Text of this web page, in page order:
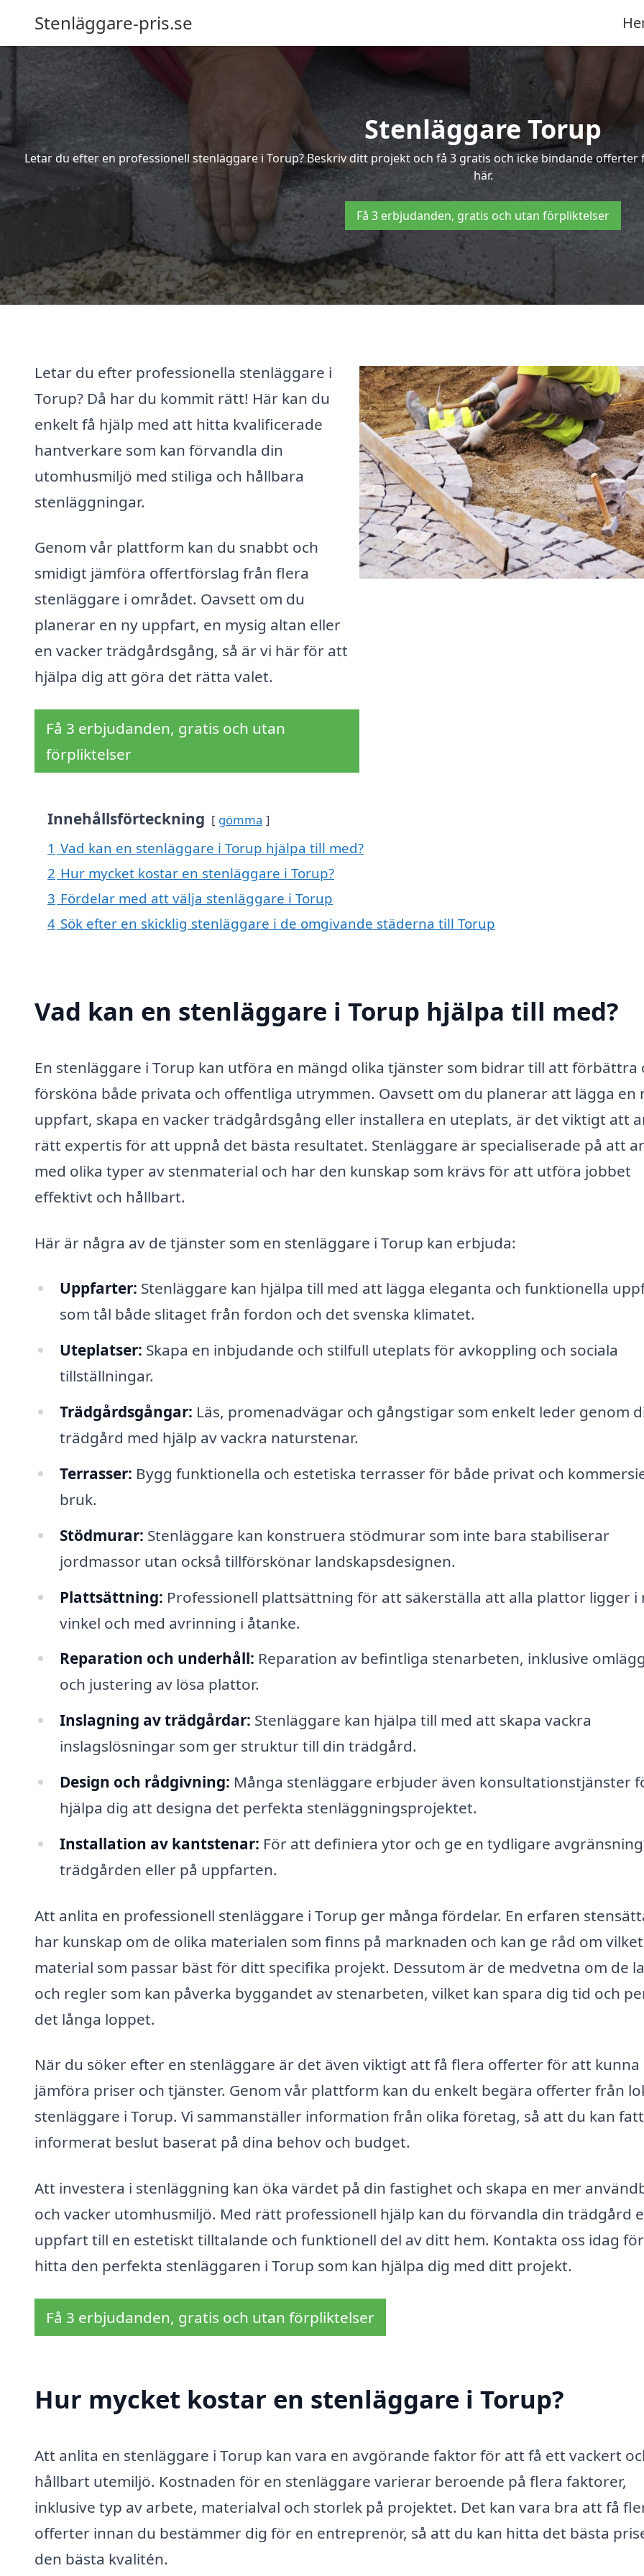
Stenläggare-pris.se
Stenläggare Torup
Letar du efter en professionell stenläggare i Torup? Beskriv ditt projekt och få 3 gratis och icke bindande
här.
Få 3 erbjudanden, gratis och utan förpliktelser
Letar du efter professionella stenläggare i
Torup? Då har du kommit rätt! Här kan du
enkelt få hjälp med att hitta kvalificerade
hantverkare som kan förvandla din
utomhusmiljö med stiliga och hållbara
stenläggningar.
Genom vår plattform kan du snabbt och
smidigt jämföra offertförslag från flera
stenläggare i området. Oavsett om du
planerar en ny uppfart, en mysig altan eller
en vacker trädgårdsgång, så är vi här för att
hjälpa dig att göra det rätta valet.
Få 3 erbjudanden, gratis och utan
förpliktelser
Innehållsförteckning gömma
1 Vad kan en stenläggare i Torup hjälpa till med?
2 Hur mycket kostar en stenläggare i Torup?
3 Fördelar med att välja stenläggare i Torup
4 Sök efter en skicklig stenläggare i de omgivande städerna till Torup
Vad kan en stenläggare i Torup hjälpa till med?
En stenläggare i Torup kan utföra en mängd olika tjänster som bidrar till att förbättra
försköna både privata och offentliga utrymmen. Oavsett om du planerar att lägga en
uppfart, skapa en vacker trädgårdsgång eller installera en uteplats, är det viktigt att
rätt expertis för att uppnå det bästa resultatet. Stenläggare är specialiserade på att
med olika typer av stenmaterial och har den kunskap som krävs för att utföra jobbet
effektivt och hållbart.
Här är några av de tjänster som en stenläggare i Torup kan erbjuda:
Uppfarter: Stenläggare kan hjälpa till med att lägga eleganta och funktionella
som tål både slitaget från fordon och det svenska klimatet.
Uteplatser: Skapa en inbjudande och stilfull uteplats för avkoppling och sociala
tillställningar.
Trädgårdsgångar: Läs, promenadvägar och gångstigar som enkelt leder genom
trädgård med hjälp av vackra naturstenar.
Terrasser: Bygg funktionella och estetiska terrasser för både privat och
bruk.
Stödmurar: Stenläggare kan konstruera stödmurar som inte bara stabiliserar
jordmassor utan också tillförskönar landskapsdesignen.
Plattsättning: Professionell plattsättning för att säkerställa att alla plattor ligger i
vinkel och med avrinning i åtanke.
Reparation och underhåll: Reparation av befintliga stenarbeten, inklusive
och justering av lösa plattor.
Inslagning av trädgårdar: Stenläggare kan hjälpa till med att skapa vackra
inslagslösningar som ger struktur till din trädgård.
Design och rådgivning: Många stenläggare erbjuder även konsultationstjänster
hjälpa dig att designa det perfekta stenläggningsprojektet.
Installation av kantstenar: För att definiera ytor och ge en tydligare
trädgården eller på uppfarten.
Att anlita en professionell stenläggare i Torup ger många fördelar. En erfaren
har kunskap om de olika materialen som finns på marknaden och kan ge råd om vilket
material som passar bäst för ditt specifika projekt. Dessutom är de medvetna om de
och regler som kan påverka byggandet av stenarbeten, vilket kan spara dig tid och
det långa loppet.
När du söker efter en stenläggare är det även viktigt att få flera offerter för att kunna
jämföra priser och tjänster. Genom vår plattform kan du enkelt begära offerter från
stenläggare i Torup. Vi sammanställer information från olika företag, så att du kan
informerat beslut baserat på dina behov och budget.
Att investera i stenläggning kan öka värdet på din fastighet och skapa en mer
och vacker utomhusmiljö. Med rätt professionell hjälp kan du förvandla din trädgård
uppfart till en estetiskt tilltalande och funktionell del av ditt hem. Kontakta oss idag
hitta den perfekta stenläggaren i Torup som kan hjälpa dig med ditt projekt.
Få 3 erbjudanden, gratis och utan förpliktelser
Hur mycket kostar en stenläggare i Torup?
Att anlita en stenläggare i Torup kan vara en avgörande faktor för att få ett vackert
hållbart utemiljö. Kostnaden för en stenläggare varierar beroende på flera faktorer,
inklusive typ av arbete, materialval och storlek på projektet. Det kan vara bra att få
offerter innan du bestämmer dig för en entreprenör, så att du kan hitta det bästa
den bästa kvalitén.